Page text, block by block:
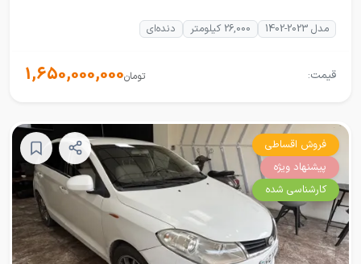
مدل 2023-1402 26,000 کیلومتر دنده‌ای
قیمت: 1,650,000,000تومان
فروش اقساطی
پیشنهاد ویژه
کارشناسی شده